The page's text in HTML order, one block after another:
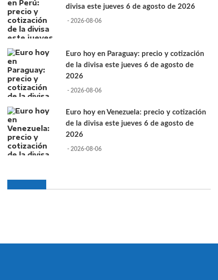
divisa este jueves 6 de agosto de 2026
- 2026-08-06
Euro hoy en Paraguay: precio y cotización
de la divisa este jueves 6 de agosto de
2026
- 2026-08-06
Euro hoy en Venezuela: precio y cotización
de la divisa este jueves 6 de agosto de
2026
- 2026-08-06